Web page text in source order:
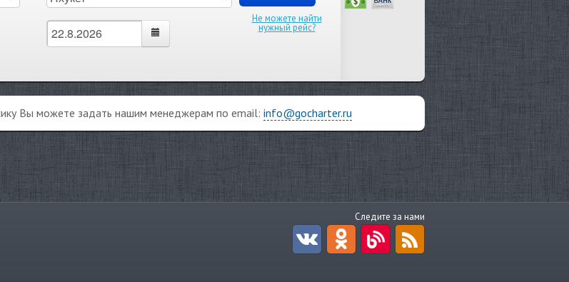
Не можете найти
нужный рейс?
Вы можете задать нашим менеджерам по email: info@gocharter.ru
Следите за нами